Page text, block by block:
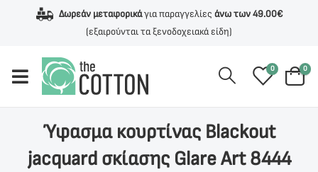
Δωρεάν μεταφορικάγια παραγγελίες άνω των 49.00€
(εξαιρούνται τα ξενοδοχειακά είδη)
0 0
Ύφασμα κουρτίνας Blackout
jacquard σκίασης Glare Art 8444